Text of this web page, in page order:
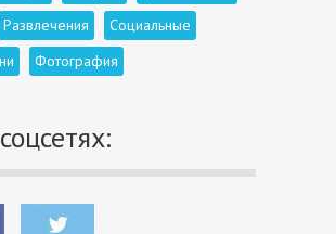
Развлечения
Социальные
Фотография